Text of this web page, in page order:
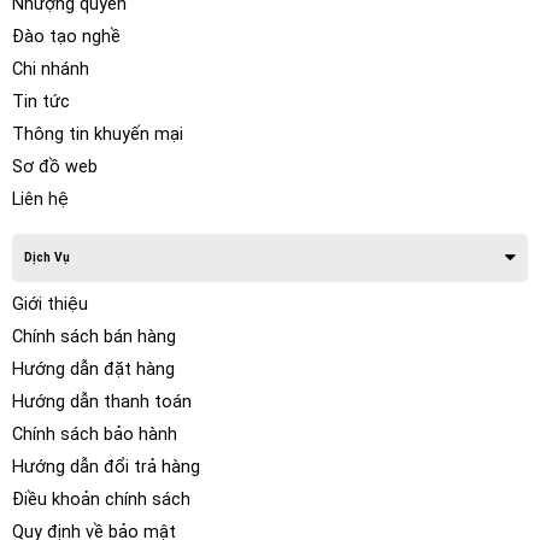
và chống tia UV hiệu quả, giúp bảo vệ toàn diện cho các chi
tiết nội thất của xe. Lớp phim trong suốt này không chỉ giữ
gìn độ bóng và màu sắc nguyên bản mà còn có khả năng tự
phục hồi khi xuất hiện những vết xước nhỏ, giúp nội thất luôn
mới và sáng bóng dù xe hoạt động ở bất kỳ địa hình nào.
Đào tạo nghề
Chi nhánh
Tin tức
Thông tin khuyến mại
Sơ đồ web
Liên hệ
Dịch Vụ
Giới thiệu
Chính sách bán hàng
Hướng dẫn đặt hàng
Hướng dẫn thanh toán
Chính sách bảo hành
Hướng dẫn đổi trả hàng
Điều khoản chính sách
Quy định về bảo mật